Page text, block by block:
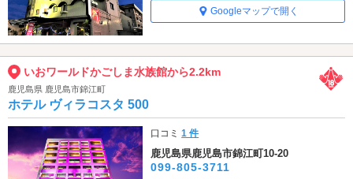
Googleマップで開く
いおワールドかごしま水族館から2.2km
鹿児島県 鹿児島市錦江町
ホテル ヴィラコスタ 500
口コミ1 件
鹿児島県鹿児島市錦江町10-20
099-805-3711